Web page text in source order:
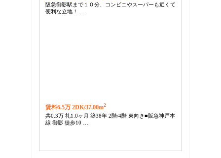
阪急御影駅まで１０分、コンビニやスーパーも近くて
便利な立地！ …
賃料6.5万 2DK/37.00m2
共0.3万 礼1.0ヶ月 築38年 2階/4階 東向き■阪急神戸本
線 御影 徒歩10 …